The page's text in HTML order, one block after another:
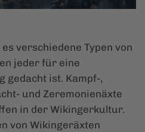
verschiedene Typen von
jeder für eine
gedacht ist. Kampf-,
und Zeremonienäxte
in der Wikingerkultur.
von Wikingeräxten